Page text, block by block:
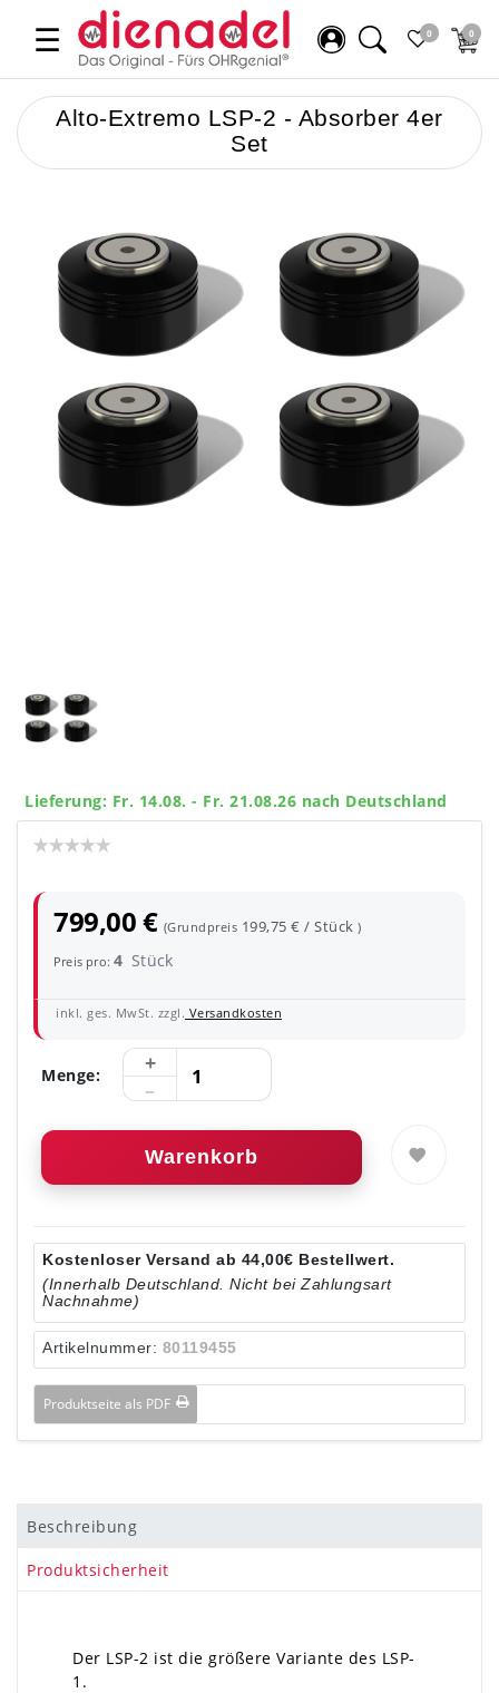
☰ 0 0
Alto-Extremo LSP-2 - Absorber 4er
Set
Lieferung: Fr. 14.08. - Fr. 21.08.26 nach Deutschland
799,00 € (Grundpreis 199,75 € / Stück)
Preis pro:4 Stück
inkl. ges. MwSt. zzgl. Versandkosten
Menge:
Warenkorb
Kostenloser Versand ab 44,00€ Bestellwert.
(Innerhalb Deutschland. Nicht bei Zahlungsart
Nachnahme)
Artikelnummer: 80119455
Produktseite als PDF
Beschreibung
Produktsicherheit
Der LSP-2 ist die größere Variante des LSP-
1.